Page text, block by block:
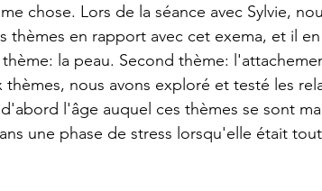
chose. Lors de la séance avec Sylvie,
thèmes en rapport avec cet exema, et il
la peau. Second thème:
nous avons exploré et testé les
l'âge auquel ces thèmes se sont
une phase de stress lorsqu'elle était